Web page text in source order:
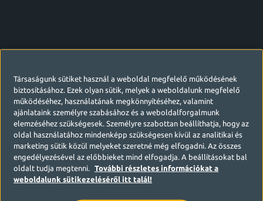
Társaságunk sütiket használ a weboldal megfelelő működésének
biztosításához. Ezek olyan sütik, melyek a weboldalunk megfelelő
működéséhez, használatának megkönnyítéséhez, valamint
ajánlataink személyre szabásához és a weboldalforgalmunk
elemzéséhez szükségesek. Személyre szabottan beállíthatja, hogy az
oldal használatához mindenképp szükségesen kívül az analitikai és
marketing sütik közül melyeket szeretné még elfogadni. Az összes
engedélyezésével az előbbieket mind elfogadja. A beállításokat bal
oldalt tudja megtenni.
További részletes információkat a
weboldalunk sütikezeléséről itt talál!